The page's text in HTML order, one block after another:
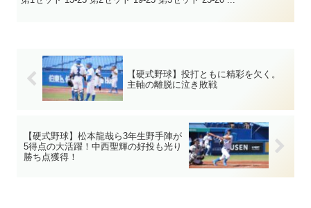
【硬式野球】投打ともに精彩を欠く。
主軸の離脱に泣き敗戦
【硬式野球】松本龍哉ら3年生野手陣が
5得点の大活躍！中西聖輝の好投も光り
勝ち点獲得！